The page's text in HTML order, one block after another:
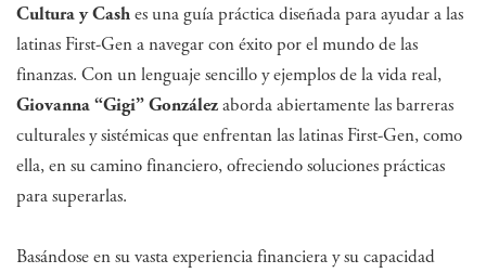
Cultura y Cashes una guía práctica diseñada para ayudar a las
latinas First-Gen a navegar con éxito por el mundo de las
finanzas. Con un lenguaje sencillo y ejemplos de la vida real,
Giovanna “Gigi” Gonzálezaborda abiertamente las barreras
culturales y sistémicas que enfrentan las latinas First-Gen, como
ella, en su camino financiero, ofreciendo soluciones prácticas
para superarlas.
Basándose en su vasta experiencia financiera y su capacidad